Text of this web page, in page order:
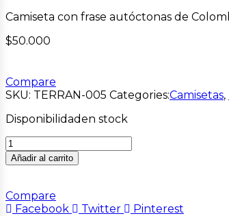
Camiseta con frase autóctonas de
$50.000
Compare
SKU: TERRAN-005 Categories:Camisetas,
Disponibilidaden stock
Añadir al carrito
Compare
Facebook
Twitter
Pinterest